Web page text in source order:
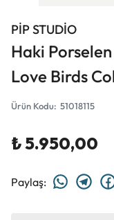
PİP STUDİO
Haki
Love Birds
Ürün Kodu: 51018115
₺ 5.950,00
Paylaş: